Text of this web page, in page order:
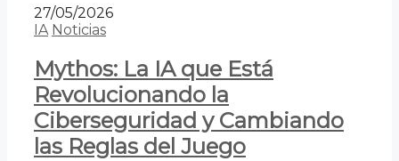
27/05/2026
IA Noticias
Mythos: La IA que Está
Revolucionando la
Ciberseguridad y Cambiando
las Reglas del Juego